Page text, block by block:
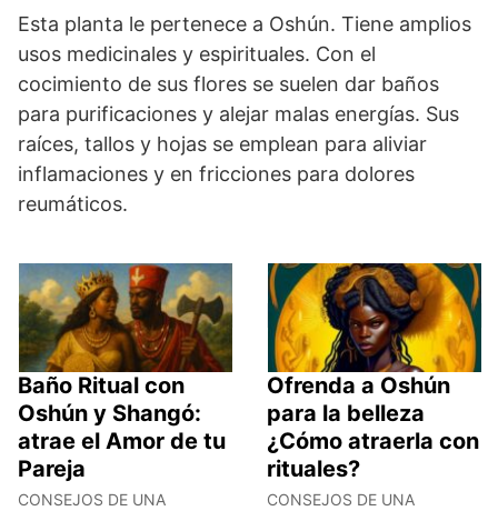
Esta planta le pertenece a Oshún. Tiene amplios
usos medicinales y espirituales. Con el
cocimiento de sus flores se suelen dar baños
para purificaciones y alejar malas energías. Sus
raíces, tallos y hojas se emplean para aliviar
inflamaciones y en fricciones para dolores
reumáticos.
Baño Ritual con
Oshún y Shangó:
atrae el Amor de tu
Pareja
CONSEJOS DE UNA
Ofrenda a Oshún
para la belleza
¿Cómo atraerla con
rituales?
CONSEJOS DE UNA